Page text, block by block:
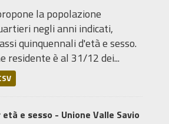
la popolazione
negli anni indicati,
quinquennali d'età e sesso.
residente è al 31/12 dei...
e sesso - Unione Valle Savio